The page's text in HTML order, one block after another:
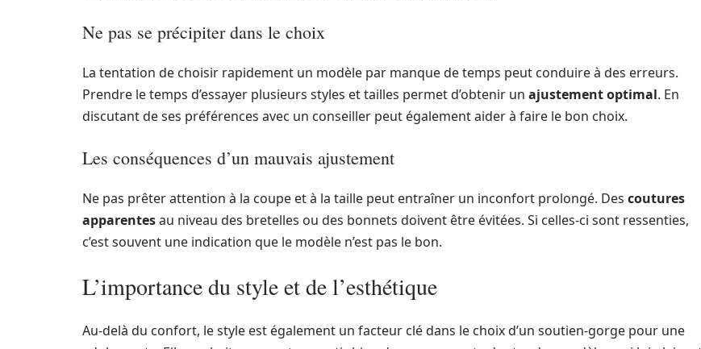
Ne pas se précipiter dans le choix
La tentation de choisir rapidement un modèle par manque de temps peut conduire à des erreurs.
Prendre le temps d’essayer plusieurs styles et tailles permet d’obtenir un ajustement optimal. En
discutant de ses préférences avec un conseiller peut également aider à faire le bon choix.
Les conséquences d’un mauvais ajustement
Ne pas prêter attention à la coupe et à la taille peut entraîner un inconfort prolongé. Des coutures
apparentesau niveau des bretelles ou des bonnets doivent être évitées. Si celles-ci sont ressenties,
c’est souvent une indication que le modèle n’est pas le bon.
L’importance du style et de l’esthétique
Au-delà du confort, le style est également un facteur clé dans le choix d’un soutien-gorge pour une